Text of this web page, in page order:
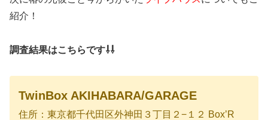
紹介！
調査結果はこちらです⇩⇩
TwinBox AKIHABARA/GARAGE
住所：東京都千代田区外神田３丁目２−１２ Box’R